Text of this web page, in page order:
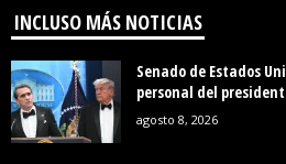
INCLUSO MÁS NOTICIAS
Senado de Estados
personal del
agosto 8, 2026